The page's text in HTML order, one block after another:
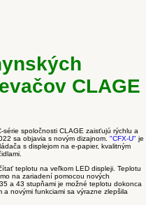
CLAGE
spoločnosti CLAGE zaisťujú rýchlu a
sa objavia s novým dizajnom. "CFX-U" je
s displejom na e-papier, kvalitným
teplotu na veľkom LED displeji. Teplotu
na zariadení pomocou nových
a 43 stupňami je možné teplotu dokonca
novými funkciami sa výrazne zlepšila